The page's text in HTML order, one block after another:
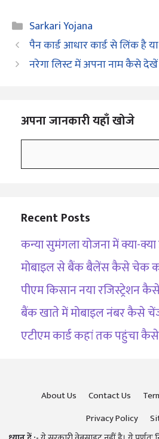
Categories
Sarkari Yojana
पैन कार्ड आधार कार्ड से लिंक है
नरेगा लिस्ट में अपना नाम कैसे
अपना जानकारी यहाँ खोजे
Recent Posts
कन्या सुमंगला योजना में क्या-
मोबाइल से बैंक बैलेंस कैसे चेक
पीएम किसान नया रजिस्ट्रेशन
बैंक खाते में मोबाइल नंबर कैसे
एटीएम कार्ड कहां तक पहुंचा
About Us Contact Us
Privacy Policy